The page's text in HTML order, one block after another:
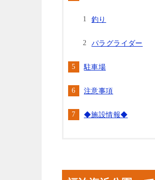
釣り
パラグライダー
駐車場
注意事項
◆施設情報◆